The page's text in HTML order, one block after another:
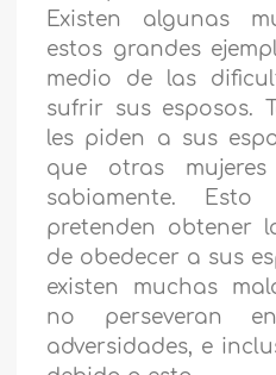
Existen algunas
estos grandes
medio de las
sufrir sus esposos.
les piden a sus
que otras
sabiamente.
pretenden obtener
de obedecer a sus
existen muchas
no perseveran
adversidades, e